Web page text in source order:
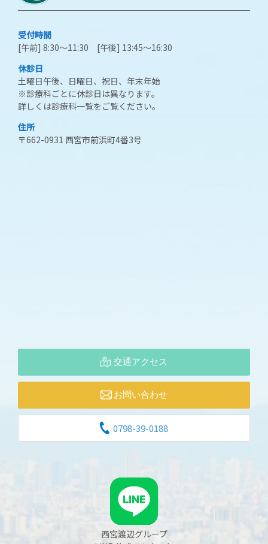
受付時間
[午前] 8:30～11:30 [午後] 13:45～16:30
休診日
土曜日午後、日曜日、祝日、年末年始
※診療科ごとに休診日は異なります。
詳しくは診療科一覧をご覧ください。
住所
〒662-0931 西宮市前浜町4番3号
交通アクセス
お問い合わせ
0798-39-0188
西宮渡辺グループ